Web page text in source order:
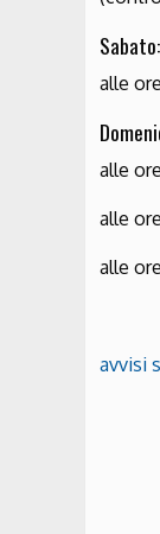
Sabato:
alle
alle
alle
alle
avvisi